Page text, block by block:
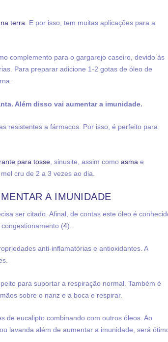
terra . E por isso, tem muitas aplicações para a
complemento para o gargarejo caseiro, devido às
Para preparar adicione 1-2 gotas de óleo de
Além disso vai aumentar a imunidade.
resistentes a fármacos. Por isso, é perfeito para
para tosse , sinusite, assim comoasma e
cru de 2 a 3 vezes ao dia.
A IMUNIDADE
ser citado. Afinal, de contas este óleo é
(4).
anti-inflamatórias e antioxidantes.A
para suportar a respiração normal. Também é
sobre o nariz e a boca e respirar.
de eucalipto combinando com outros óleos. Ao
lavanda além de aumentar a imunidade, será